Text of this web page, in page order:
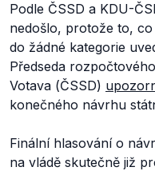
Podle ČSSD a KDU-
nedošlo, protože to,
do žádné kategorie
Předseda
Votava (ČSSD)
konečného návrhu
Finální hlasování o
na vládě skutečně již